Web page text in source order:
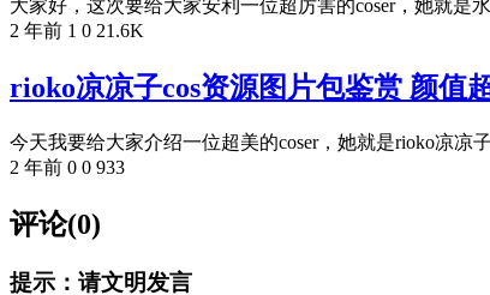
大家好，这次要给大家安利一位超厉害的coser，她就是
2 年前 1 0 21.6K
rioko凉凉子cos资源图片包鉴赏 颜值
今天我要给大家介绍一位超美的coser，她就是rioko凉凉
2 年前 0 0 933
评论(0)
提示：请文明发言